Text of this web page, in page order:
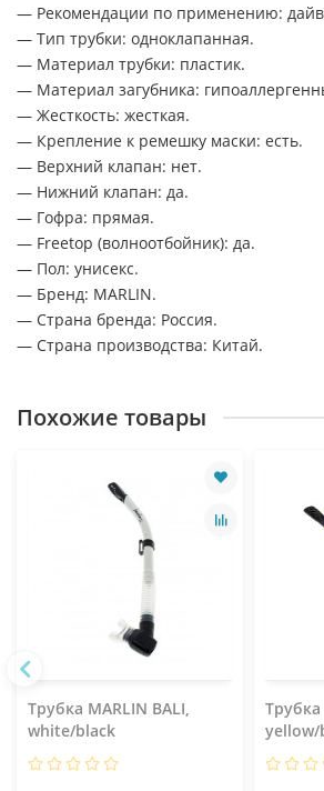
— Рекомендации по применению:
— Тип трубки: одноклапанная.
— Материал трубки: пластик.
— Материал загубника:
— Жесткость: жесткая.
— Крепление к ремешку маски: есть.
— Верхний клапан: нет.
— Нижний клапан: да.
— Гофра: прямая.
— Freetop (волноотбойник): да.
— Пол: унисекс.
— Бренд: MARLIN.
— Страна бренда: Россия.
— Страна производства: Китай.
Похожие товары
Трубка MARLIN BALI,
white/black
Трубка
yellow/